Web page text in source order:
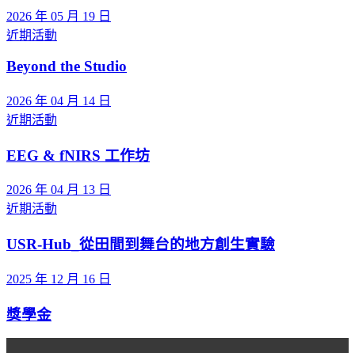
2026 年 05 月 19 日
近期活動
Beyond the Studio
2026 年 04 月 14 日
近期活動
EEG & fNIRS 工作坊
2026 年 04 月 13 日
近期活動
USR-Hub_從田間到舞台的地方創生實驗
2025 年 12 月 16 日
獎學金